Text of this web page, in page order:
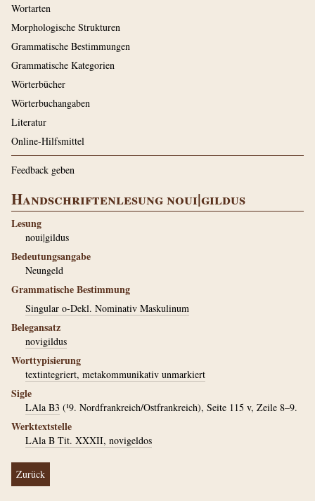
Wortarten
Morphologische Strukturen
Grammatische Bestimmungen
Grammatische Kategorien
Wörterbücher
Wörterbuchangaben
Literatur
Online-Hilfsmittel
Feedback geben
Handschriftenlesung noui|gildus
Lesung
noui|gildus
Bedeutungsangabe
Neungeld
Grammatische Bestimmung
Singular o-Dekl. Nominativ Maskulinum
Belegansatz
novigildus
Worttypisierung
textintegriert, metakommunikativ unmarkiert
Sigle
LAla B3 (¹9. Nordfrankreich/Ostfrankreich), Seite 115 v, Zeile 8–9.
Werktextstelle
LAla B Tit. XXXII, novigeldos
Zurück